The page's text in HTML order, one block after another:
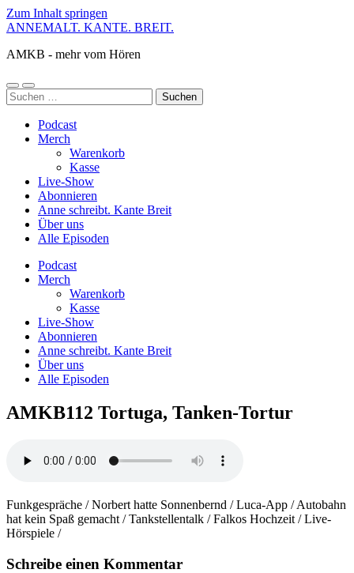
Zum Inhalt springen
ANNEMALT. KANTE. BREIT.
AMKB - mehr vom Hören
Mobile-
Menü
Suchfeld
ein-/ausblenden
Suchen
nach:
Podcast
Merch
Warenkorb
Kasse
Live-Show
Abonnieren
Anne schreibt. Kante Breit
Über uns
Alle Episoden
Podcast
Merch
Warenkorb
Kasse
Live-Show
Abonnieren
Anne schreibt. Kante Breit
Über uns
Alle Episoden
AMKB112 Tortuga, Tanken-Tortur
Funkgespräche / Norbert hatte Sonnenbernd / Luca-App / Autobahn
hat kein Spaß gemacht / Tankstellentalk / Falkos Hochzeit / Live-
Hörspiele /
Schreibe einen Kommentar